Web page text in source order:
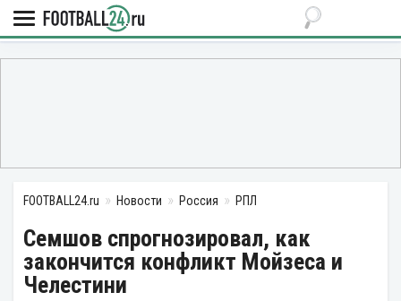
FOOTBALL24.ru Новости Россия РПЛ
Семшов спрогнозировал, как
закончится конфликт Мойзеса и
Челестини